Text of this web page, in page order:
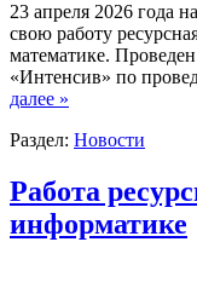
23 апреля 2026
свою работу
математике.
«Интенсив» по
далее »
Раздел: Новости
Работа
информатике